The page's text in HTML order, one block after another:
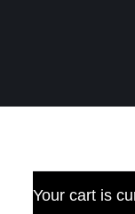
Your cart is